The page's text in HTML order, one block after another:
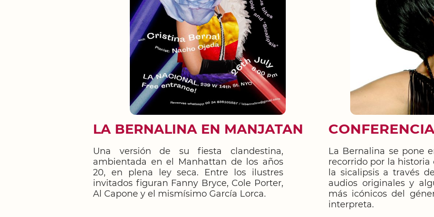
LA BERNALINA EN MANJATAN
Una versión de su fiesta clandestina,
ambientada en el Manhattan de los años
20, en plena ley seca. Entre los ilustres
invitados figuran Fanny Bryce, Cole Porter,
Al Capone y el mismísimo García Lorca.
La Bernalina se pone
recorrido por la
la sicalipsis a través
audios originales y
más icónicos del
interpreta.